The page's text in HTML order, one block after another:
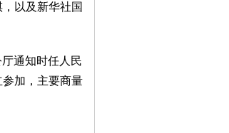
以及新华社国
通知时任人民
加，主要商量